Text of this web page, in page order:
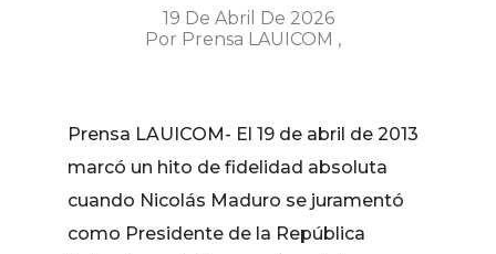
19 De Abril De 2026
Por Prensa LAUICOM
Prensa LAUICOM- El 19 de abril de 2013
marcó un hito de fidelidad absoluta
cuando Nicolás Maduro se juramentó
como Presidente de la República